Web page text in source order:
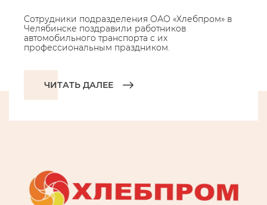
Сотрудники подразделения ОАО «Хлебпром» в
Челябинске поздравили работников
автомобильного транспорта с их
профессиональным праздником.
ЧИТАТЬ ДАЛЕЕ